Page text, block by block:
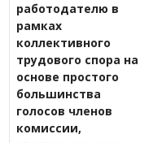
работодателю в
рамках
коллективного
трудового спора на
основе простого
большинства
голосов членов
комиссии,